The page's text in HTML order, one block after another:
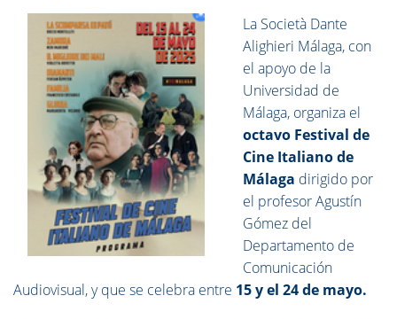
La Società Dante
Alighieri Málaga, con
el apoyo de la
Universidad de
Málaga, organiza el
octavo Festival de
Cine Italiano de
Málaga dirigido por
el profesor Agustín
Gómez del
Departamento de
Comunicación
Audiovisual, y que se celebra entre 15 y el 24 de mayo.